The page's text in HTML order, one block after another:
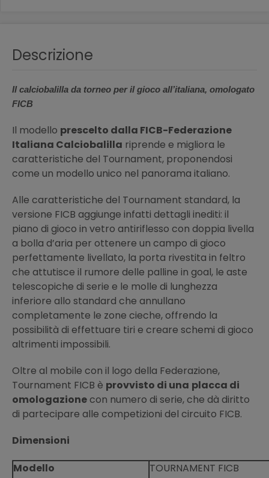
Descrizione
Il calciobalilla da torneo per il gioco all’italiana, omologato
FICB
Il modello prescelto dalla FICB-Federazione
Italiana Calciobalilla riprende e migliora le
caratteristiche del Tournament, proponendosi
come un modello unico nel panorama italiano.
Alle caratteristiche del Tournament standard, la
versione FICB aggiunge infatti dettagli inediti: il
piano di gioco in vetro antiriflesso con doppia livella
a bolla d’aria per ottenere un campo di gioco
perfettamente livellato, la porta rivestita in feltro
che attutisce il rumore delle palline in goal, le aste
telescopiche di serie e le molle di lunghezza
inferiore allo standard che annullano
completamente le zone cieche, offrendo la
possibilità di effettuare tiri e creare schemi di gioco
altrimenti impossibili.
Oltre al mobile con il logo della Federazione,
Tournament FICB è provvisto di una placca di
omologazionecon numero di serie, che dà diritto
di partecipare alle competizioni del circuito FICB.
Dimensioni
Modello
TOURNAMENT FICB